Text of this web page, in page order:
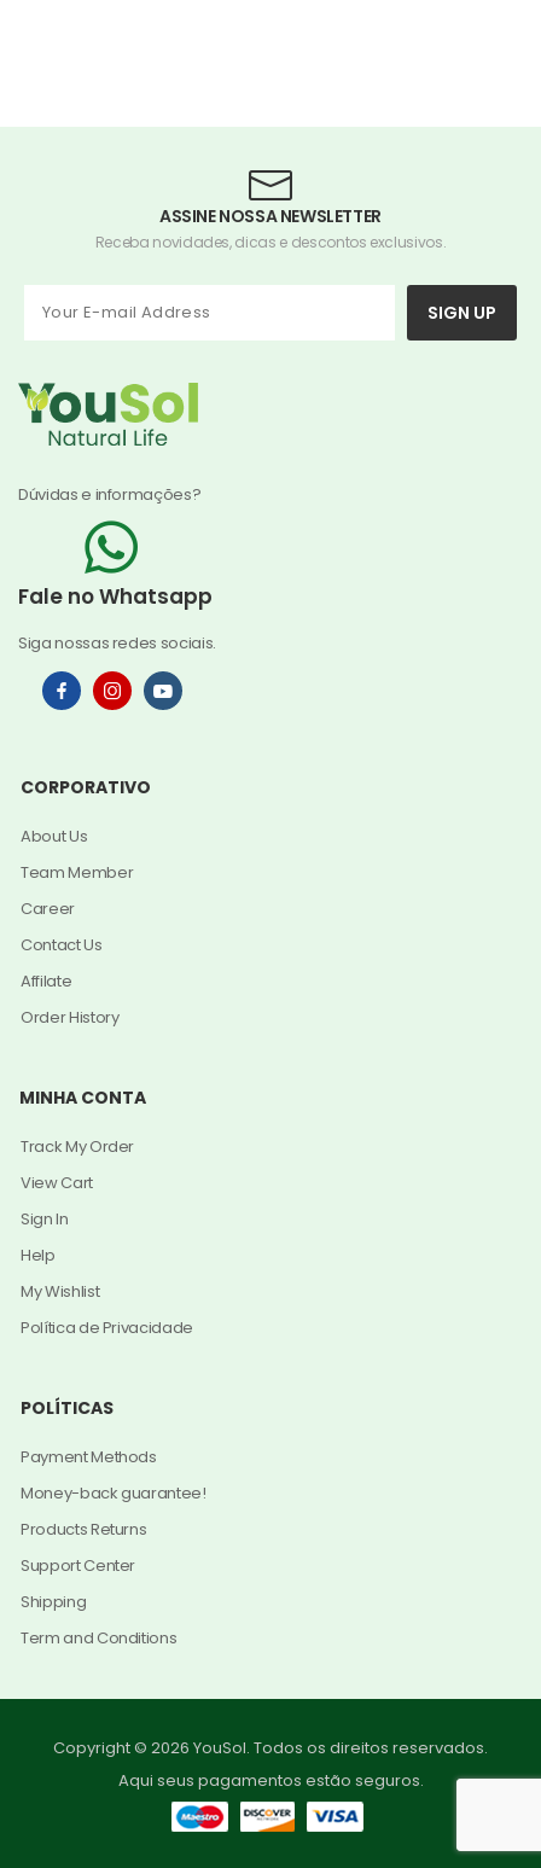
ASSINE NOSSA NEWSLETTER
Receba novidades, dicas e descontos exclusivos.
SIGN UP
Dúvidas e informações?
Fale no Whatsapp
Siga nossas redes sociais.
CORPORATIVO
About Us
Team Member
Career
Contact Us
Affilate
Order History
MINHA CONTA
Track My Order
View Cart
Sign In
Help
My Wishlist
Política de Privacidade
POLÍTICAS
Payment Methods
Money-back guarantee!
Products Returns
Support Center
Shipping
Term and Conditions
Copyright © 2026 YouSol. Todos os direitos reservados.
Aqui seus pagamentos estão seguros.